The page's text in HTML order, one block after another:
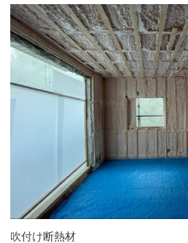
吹付け断熱材